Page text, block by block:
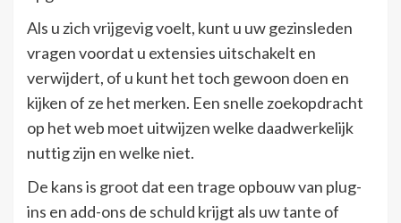
Als u zich vrijgevig voelt, kunt u uw gezinsleden
vragen voordat u extensies uitschakelt en
verwijdert, of u kunt het toch gewoon doen en
kijken of ze het merken. Een snelle zoekopdracht
op het web moet uitwijzen welke daadwerkelijk
nuttig zijn en welke niet.
De kans is groot dat een trage opbouw van plug-
ins en add-ons de schuld krijgt als uw tante of